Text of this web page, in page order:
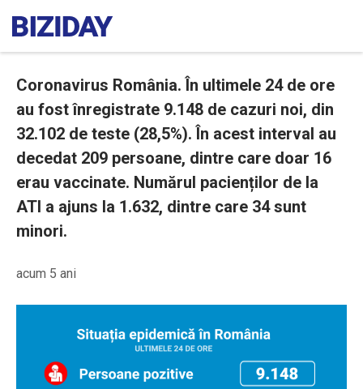
Coronavirus România. În ultimele 24 de ore
au fost înregistrate 9.148 de cazuri noi, din
32.102 de teste (28,5%). În acest interval au
decedat 209 persoane, dintre care doar 16
erau vaccinate. Numărul pacienților de la
ATI a ajuns la 1.632, dintre care 34 sunt
minori.
acum 5 ani